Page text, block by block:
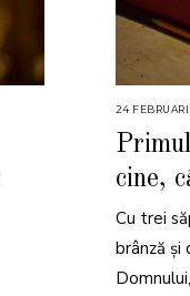
24
cine,
Cu trei
brânză și